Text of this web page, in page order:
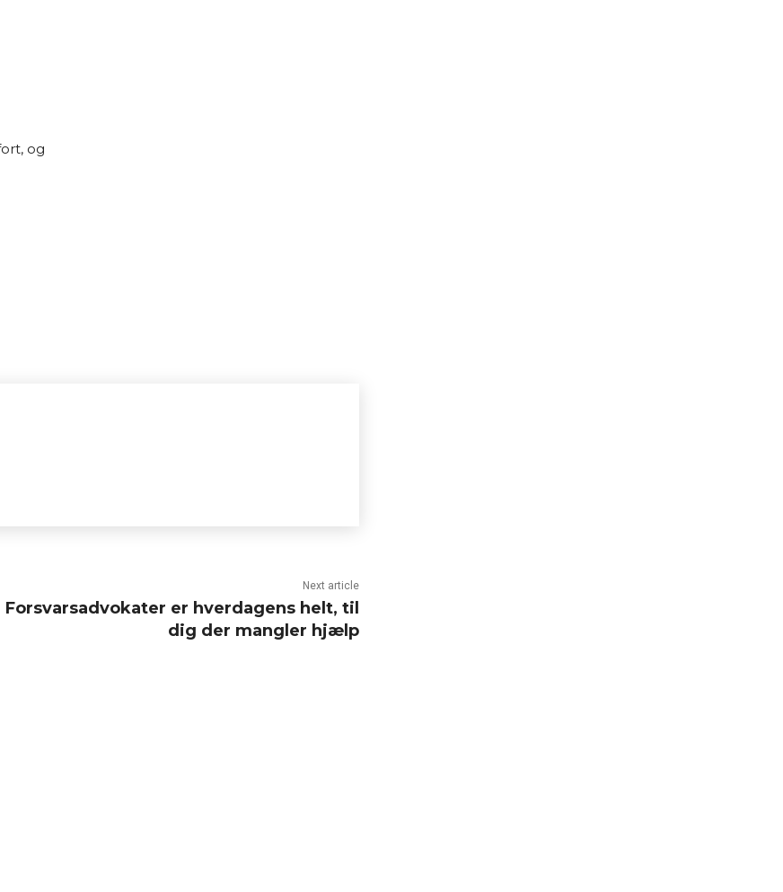
og
Next article
Forsvarsadvokater er hverdagens helt, til
dig der mangler hjælp